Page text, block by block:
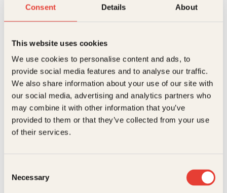
Consent Details About
This website uses cookies
We use cookies to personalise content and ads, to
provide social media features and to analyse our traffic.
We also share information about your use of our site with
our social media, advertising and analytics partners who
may combine it with other information that you’ve
provided to them or that they’ve collected from your use
of their services.
Selection
Necessary
På lager
Beskrivelse
«Hvor startet det? Hm … Jeg må tenke meg om. Jo.
Nå vet jeg det. Det startet en helt vanlig mandag for
noen uker siden. Det startet med at Markus i klassen
åpnet matboksen sin og viste frem noe HELT
spesielt. Og det han viste frem … var brødskiva si.
Hva er spesielt med en brødskive, tenker kanskje du.
Men da er det viktig å huske på at det ikke var min,
eller din, eller en helt annen vanlig person sin
Forfattere
Maja Lunde,Hanne
“Tegnehanne”
Sigbjørnsen
Forlag
Kagge Forlag AS,
Sjangere Humor
Relaterte produkter